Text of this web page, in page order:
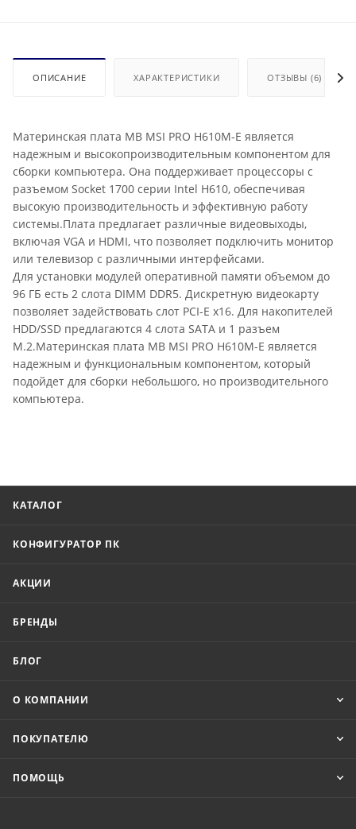
ОПИСАНИЕ ХАРАКТЕРИСТИКИ ОТЗЫВЫ (6)
Материнская плата MB MSI PRO H610M-E является
надежным и высокопроизводительным компонентом для
сборки компьютера. Она поддерживает процессоры с
разъемом Socket 1700 серии Intel H610, обеспечивая
высокую производительность и эффективную работу
системы.Плата предлагает различные видеовыходы,
включая VGA и HDMI, что позволяет подключить монитор
или телевизор с различными интерфейсами.
Для установки модулей оперативной памяти объемом до
96 ГБ есть 2 слота DIMM DDR5. Дискретную видеокарту
позволяет задействовать слот PCI-E x16. Для накопителей
HDD/SSD предлагаются 4 слота SATA и 1 разъем
M.2.Материнская плата MB MSI PRO H610M-E является
надежным и функциональным компонентом, который
подойдет для сборки небольшого, но производительного
компьютера.
КАТАЛОГ
КОНФИГУРАТОР ПК
АКЦИИ
БРЕНДЫ
БЛОГ
О КОМПАНИИ
ПОКУПАТЕЛЮ
ПОМОЩЬ